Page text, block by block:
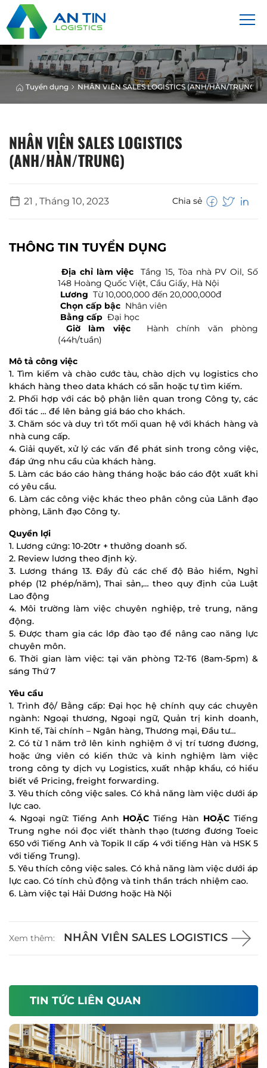
Tuyển dụng NHÂN VIÊN SALES LOGISTICS (ANH/HÀN/TRUNG)
NHÂN VIÊN SALES LOGISTICS
(ANH/HÀN/TRUNG)
21 , Tháng 10, 2023 Chia sẻ
THÔNG TIN TUYỂN DỤNG
Địa chỉ làm việc
Tầng 15, Tòa nhà PV Oil, Số
148 Hoàng Quốc Việt, Cầu Giấy, Hà Nội
Lương Từ 10,000,000 đến 20,000,000đ
Chọn cấp bậc Nhân viên
Bằng cấp Đại học
Giờ làm việc
Hành chính văn phòng
(44h/tuần)
Mô tả công việc
1. Tìm kiếm và chào cước tàu, chào dịch vụ logistics cho
khách hàng theo data khách có sẵn hoặc tự tìm kiếm.
2. Phối hợp với các bộ phận liên quan trong Công ty, các
đối tác … để lên bảng giá báo cho khách.
3. Chăm sóc và duy trì tốt mối quan hệ với khách hàng và
nhà cung cấp.
4. Giải quyết, xử lý các vấn đề phát sinh trong công việc,
đáp ứng nhu cầu của khách hàng.
5. Làm các báo cáo hàng tháng hoặc báo cáo đột xuất khi
có yêu cầu.
6. Làm các công việc khác theo phân công của Lãnh đạo
phòng, Lãnh đạo Công ty.
Quyền lợi
1. Lương cứng: 10-20tr + thưởng doanh số.
2. Review lương theo định kỳ.
3. Lương tháng 13. Đầy đủ các chế độ Bảo hiểm, Nghỉ
phép (12 phép/năm), Thai sản,… theo quy định của Luật
Lao động
4. Môi trường làm việc chuyên nghiệp, trẻ trung, năng
động.
5. Được tham gia các lớp đào tạo để nâng cao năng lực
chuyên môn.
6. Thời gian làm việc: tại văn phòng T2-T6 (8am-5pm) &
sáng Thứ 7
Yêu cầu
1. Trình độ/ Bằng cấp: Đại học hệ chính quy các chuyên
ngành: Ngoại thương, Ngoại ngữ, Quản trị kinh doanh,
Kinh tế, Tài chính – Ngân hàng, Thương mại, Đầu tư…
2. Có từ 1 năm trở lên kinh nghiệm ở vị trí tương đương,
hoặc ứng viên có kiến thức và kinh nghiệm làm việc
trong công ty dịch vụ Logistics, xuất nhập khẩu, có hiểu
biết về Pricing, freight forwarding.
3. Yêu thích công việc sales. Có khả năng làm việc dưới áp
lực cao.
4. Ngoại ngữ: Tiếng Anh HOẶCTiếng Hàn HOẶC Tiếng
Trung nghe nói đọc viết thành thạo (tương đương Toeic
650 với Tiếng Anh và Topik II cấp 4 với tiếng Hàn và HSK 5
với tiếng Trung).
5. Yêu thích công việc sales. Có khả năng làm việc dưới áp
lực cao. Có tính chủ động và tinh thần trách nhiệm cao.
6. Làm việc tại Hải Dương hoặc Hà Nội
Xem thêm: NHÂN VIÊN SALES LOGISTICS
TIN TỨC LIÊN QUAN